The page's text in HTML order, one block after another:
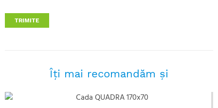
TRIMITE
Îţi mai recomandăm şi